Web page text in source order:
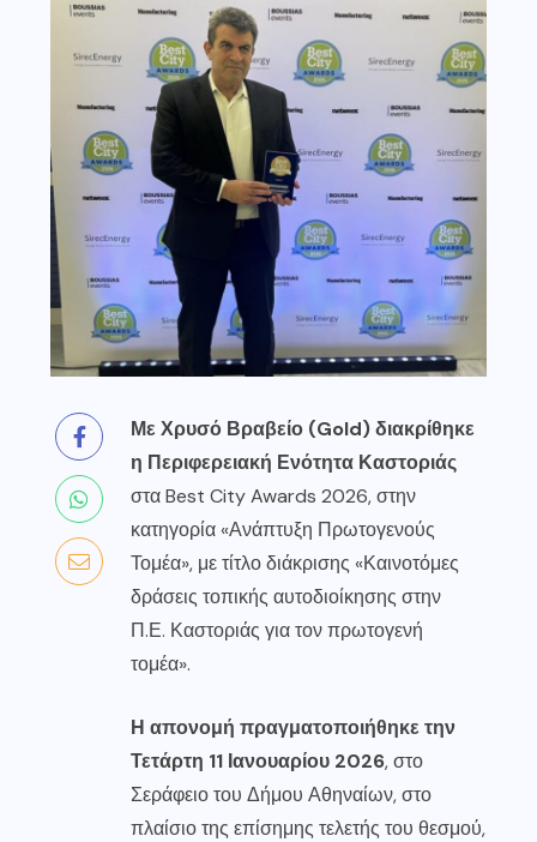
Με Χρυσό Βραβείο (Gold) διακρίθηκε
η Περιφερειακή Ενότητα Καστοριάς
στα Best City Awards 2026, στην
κατηγορία «Ανάπτυξη Πρωτογενούς
Τομέα», με τίτλο διάκρισης «Καινοτόμες
δράσεις τοπικής αυτοδιοίκησης στην
Π.Ε. Καστοριάς για τον πρωτογενή
τομέα».
Η απονομή πραγματοποιήθηκε την
Τετάρτη 11 Ιανουαρίου 2026, στο
Σεράφειο του Δήμου Αθηναίων, στο
πλαίσιο της επίσημης τελετής του θεσμού,